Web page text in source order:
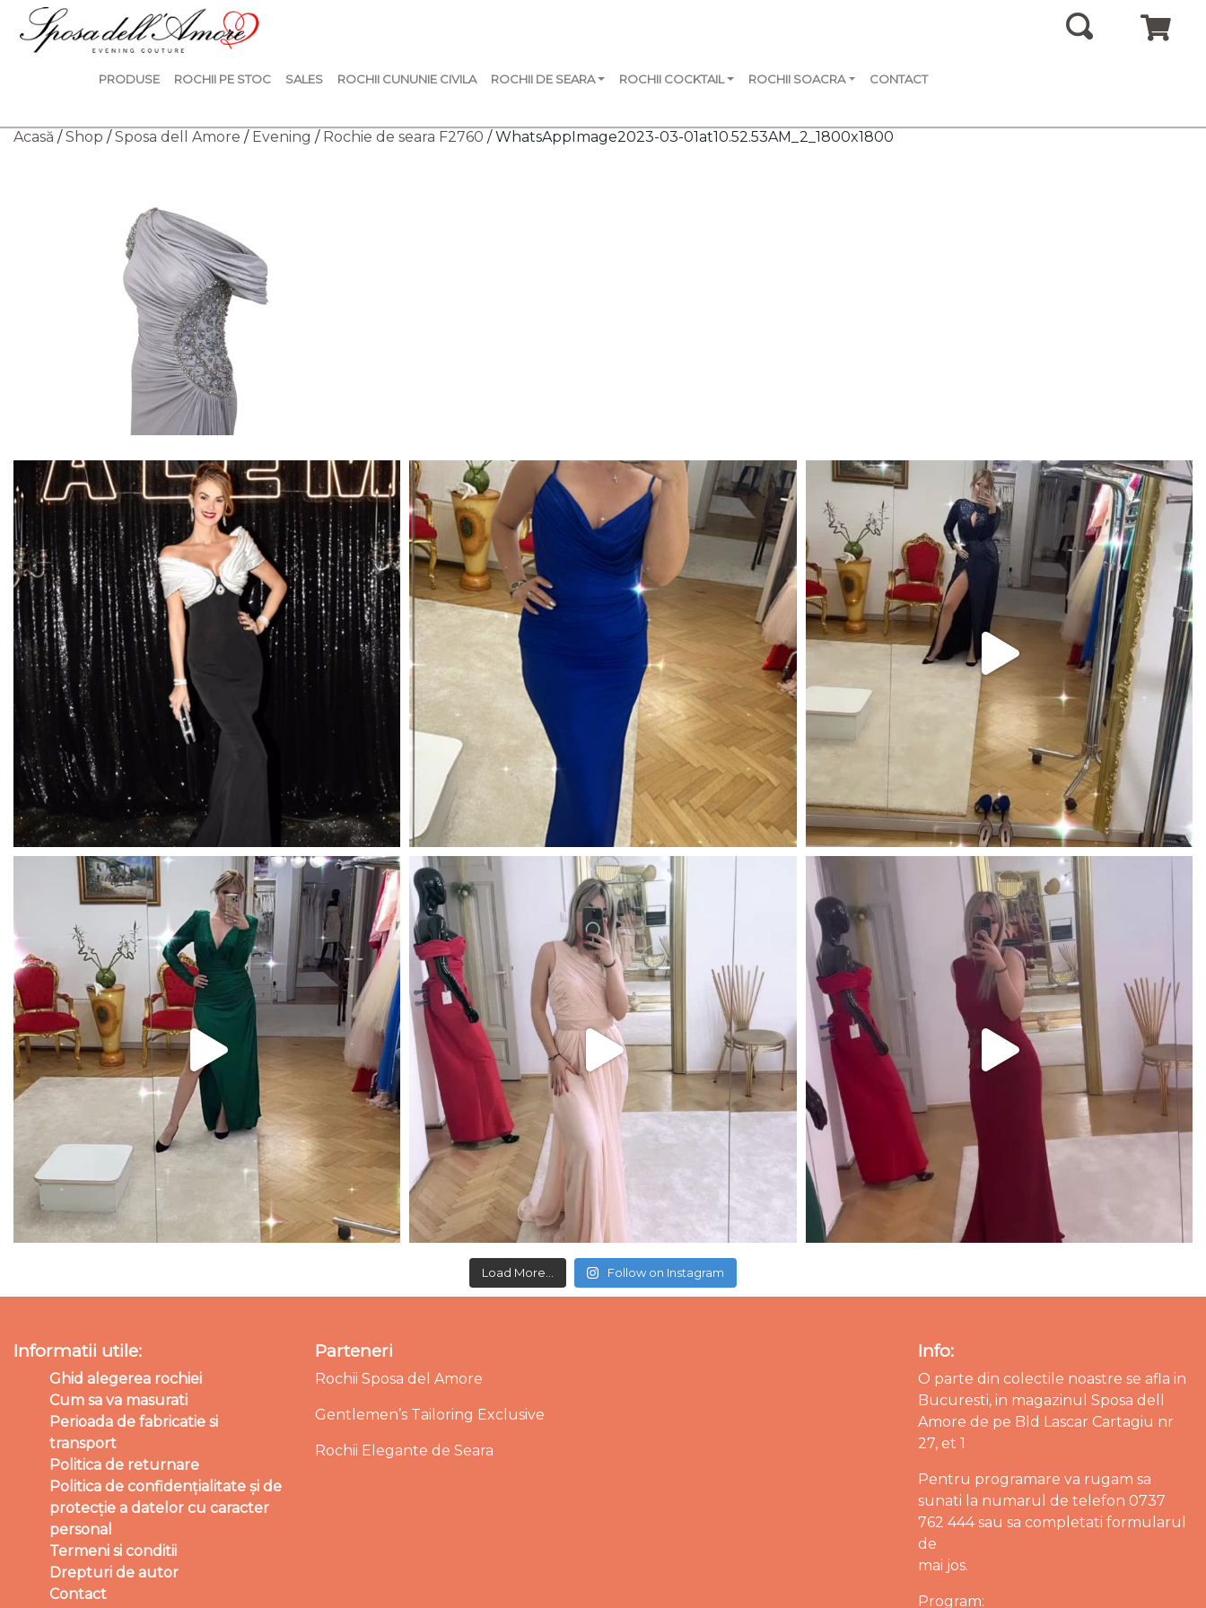
PRODUSE ROCHII PE STOC SALES ROCHII CUNUNIE CIVILA ROCHII DE SEARA ROCHII COCKTAIL ROCHII SOACRA CONTACT
Acasă /Shop /Sposa dell Amore / Evening / Rochie de seara F2760 / WhatsAppImage2023-03-01at10.52.53AM_2_1800x1800
Load More... Follow on Instagram
Informatii utile:
Ghid alegerea rochiei
Cum sa va masurati
Perioada de fabricatie si
transport
Politica de returnare
Politica de confidențialitate și de
protecție a datelor cu caracter
personal
Termeni si conditii
Drepturi de autor
Contact
Parteneri
Rochii Sposa del Amore
Gentlemen’s Tailoring Exclusive
Rochii Elegante de Seara
Info:
O parte din colectile noastre se afla in
Bucuresti, in magazinul Sposa dell
Amore de pe Bld Lascar Cartagiu nr
27, et 1
Pentru programare va rugam sa
sunati la numarul de telefon 0737
762 444 sau sa completati formularul
de
mai jos.
Program: